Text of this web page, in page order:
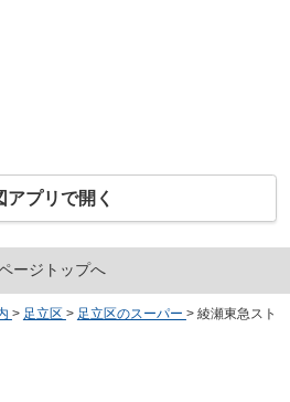
アプリで開く
ージトップへ
> 足立区 > 足立区のスーパー > 綾瀬東急スト